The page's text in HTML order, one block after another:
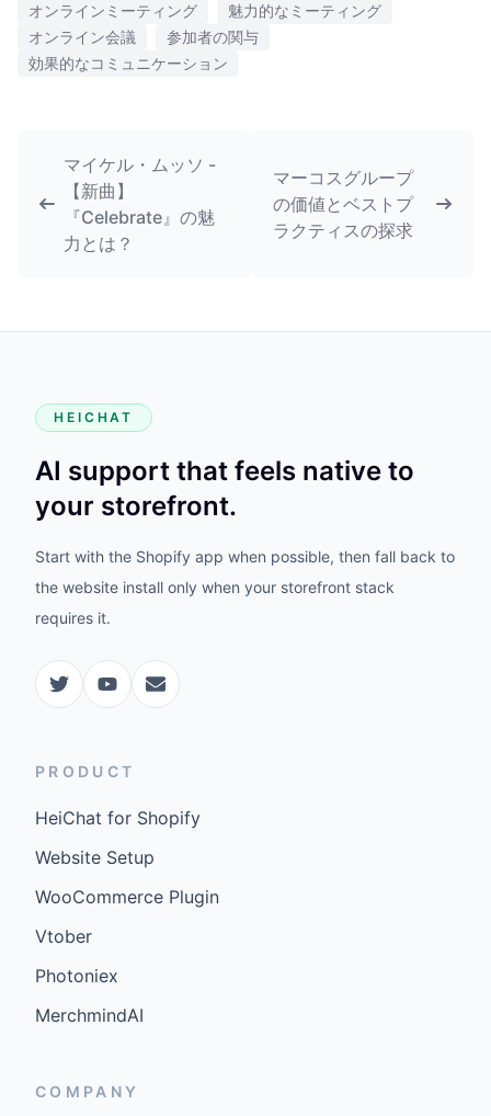
オンラインミーティング
魅力的なミーティング
オンライン会議
参加者の関与
効果的なコミュニケーション
マイケル・ムッソ -
【新曲】
『Celebrate』の魅
力とは？
マーコスグループ
の価値とベストプ
ラクティスの探求
HEICHAT
AI support that feels native to
your storefront.
Start with the Shopify app when possible, then fall back to
the website install only when your storefront stack
requires it.
PRODUCT
HeiChat for Shopify
Website Setup
WooCommerce Plugin
Vtober
Photoniex
MerchmindAI
COMPANY